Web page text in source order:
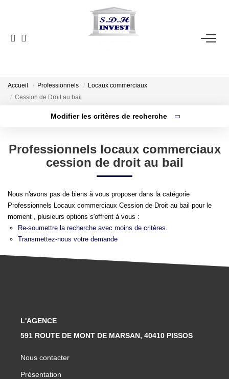
ACCUEIL
NOTRE AGENCE
ESTIMATION
NOS OUTILS
CONTACT
EN
Accueil Professionnels
Locaux commerciaux
Cession de Droit au bail
Modifier les critères de recherche
Surface min
Plus de critères Créer une alerte
Professionnels locaux commerciaux
cession de droit au bail
Nous n'avons pas de biens à vous proposer dans la catégorie
Professionnels Locaux commerciaux Cession de Droit au bail pour le
moment , plusieurs options s'offrent à vous :
Re-soumettre la recherche avec moins de critères.
Transmettez-nous votre demande
L'AGENCE
591 ROUTE DE MONT DE MARSAN, 40410 PISSOS
Nous contacter
Présentation